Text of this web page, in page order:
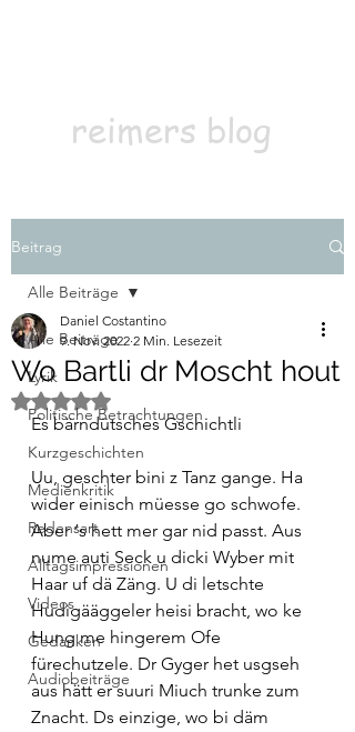
reimers blog
Beitrag
Alle Beiträge
Lyrik
Politische Betrachtungen
Kurzgeschichten
Medienkritik
Redensart
Alltagsimpressionen
Videos
Gedanken
Audiobeiträge
Alle Beiträge
Wo Bartli dr Moscht hout
Daniel Costantino
9. Nov. 2022 2 Min. Lesezeit
Mit NaN von 5 Sternen bewertet.
Es bärndütsches Gschichtli
Uu, geschter bini z Tanz gange. Ha
wider einisch müesse go schwofe.
Aber ‘s hett mer gar nid passt. Aus
nume auti Seck u dicki Wyber mit
Haar uf dä Zäng. U di letschte
Hudigääggeler heisi bracht, wo ke
Hung me hingerem Ofe
fürechutzele. Dr Gyger het usgseh
aus hätt er suuri Miuch trunke zum
Znacht. Ds einzige, wo bi däm